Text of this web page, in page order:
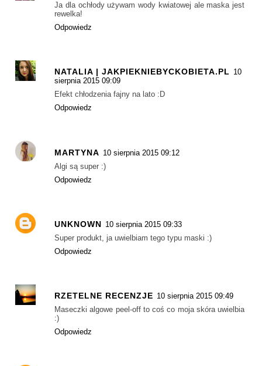
Ja dla ochłody używam wody kwiatowej ale maska jest
rewelka!
Odpowiedz
NATALIA | JAKPIEKNIEBYCKOBIETA.PL 10
sierpnia 2015 09:09
Efekt chłodzenia fajny na lato :D
Odpowiedz
MARTYNA 10 sierpnia 2015 09:12
Algi są super :)
Odpowiedz
UNKNOWN 10 sierpnia 2015 09:33
Super produkt, ja uwielbiam tego typu maski :)
Odpowiedz
RZETELNE RECENZJE 10 sierpnia 2015 09:49
Maseczki algowe peel-off to coś co moja skóra uwielbia
:)
Odpowiedz